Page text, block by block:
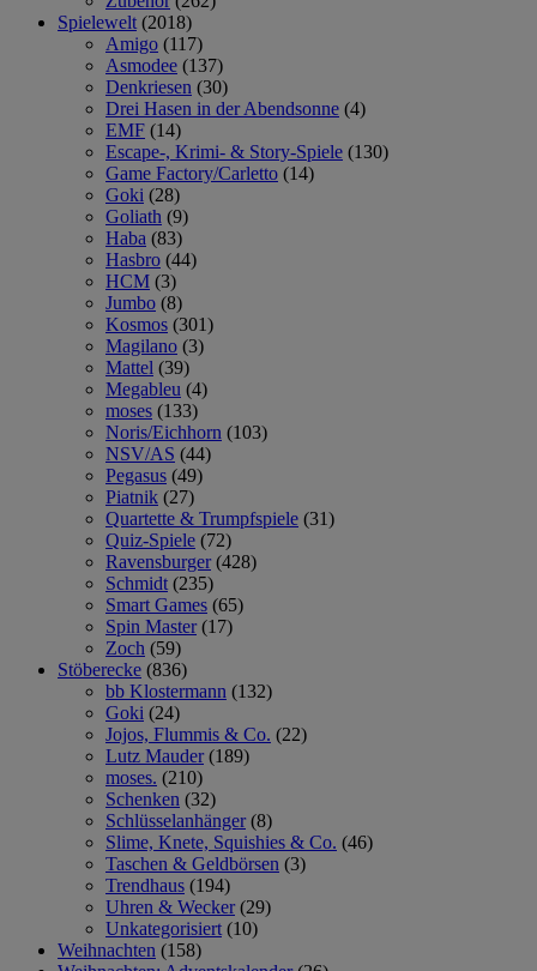
Spielewelt (2018)
Amigo (117)
Asmodee (137)
Denkriesen (30)
Drei Hasen in der Abendsonne (4)
EMF (14)
Escape-, Krimi- & Story-Spiele (130)
Game Factory/Carletto (14)
Goki (28)
Goliath (9)
Haba (83)
Hasbro (44)
HCM (3)
Jumbo (8)
Kosmos (301)
Magilano (3)
Mattel (39)
Megableu (4)
moses (133)
Noris/Eichhorn (103)
NSV/AS (44)
Pegasus (49)
Piatnik (27)
Quartette & Trumpfspiele (31)
Quiz-Spiele (72)
Ravensburger (428)
Schmidt (235)
Smart Games (65)
Spin Master (17)
Zoch (59)
Stöberecke (836)
bb Klostermann (132)
Goki (24)
Jojos, Flummis & Co. (22)
Lutz Mauder (189)
moses. (210)
Schenken (32)
Schlüsselanhänger (8)
Slime, Knete, Squishies & Co. (46)
Taschen & Geldbörsen (3)
Trendhaus (194)
Uhren & Wecker (29)
Unkategorisiert (10)
Weihnachten (158)